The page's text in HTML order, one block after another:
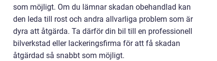
som möjligt. Om du lämnar skadan obehandlad kan
den leda till rost och andra allvarliga problem som är
dyra att åtgärda. Ta därför din bil till en professionell
bilverkstad eller lackeringsfirma för att få skadan
åtgärdad så snabbt som möjligt.